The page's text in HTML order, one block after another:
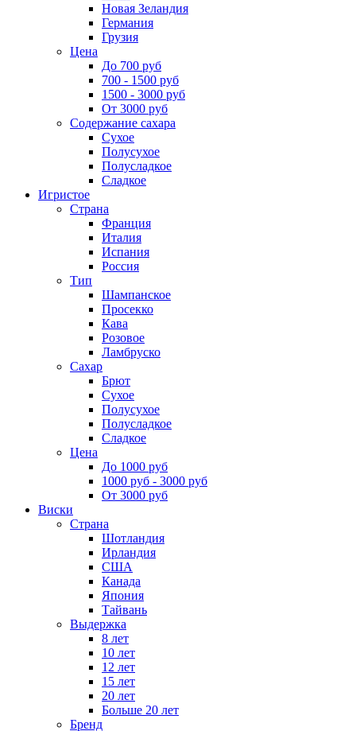
Новая Зеландия
Германия
Грузия
Цена
До 700 руб
700 - 1500 руб
1500 - 3000 руб
От 3000 руб
Содержание сахара
Сухое
Полусухое
Полусладкое
Сладкое
Игристое
Страна
Франция
Италия
Испания
Россия
Тип
Шампанское
Просекко
Кава
Розовое
Ламбруско
Сахар
Брют
Сухое
Полусухое
Полусладкое
Сладкое
Цена
До 1000 руб
1000 руб - 3000 руб
От 3000 руб
Виски
Страна
Шотландия
Ирландия
США
Канада
Япония
Тайвань
Выдержка
8 лет
10 лет
12 лет
15 лет
20 лет
Больше 20 лет
Бренд